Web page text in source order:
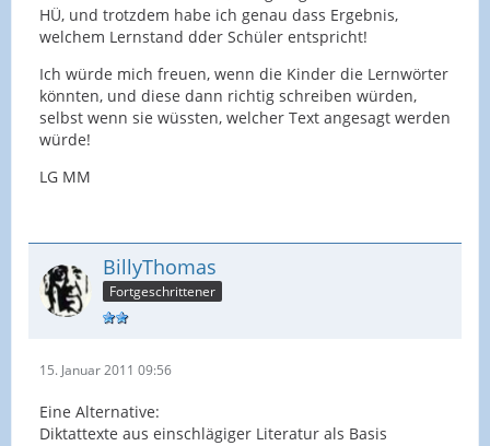
HÜ, und trotzdem habe ich genau dass Ergebnis,
welchem Lernstand dder Schüler entspricht!
Ich würde mich freuen, wenn die Kinder die Lernwörter
könnten, und diese dann richtig schreiben würden,
selbst wenn sie wüssten, welcher Text angesagt werden
würde!
LG MM
BillyThomas
Fortgeschrittener
15. Januar 2011 09:56
Eine Alternative:
Diktattexte aus einschlägiger Literatur als Basis